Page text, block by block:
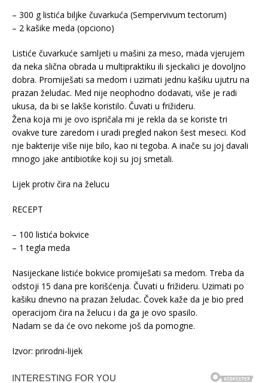
– 300 g listića biljke čuvarkuća (Sempervivum tectorum)
– 2 kašike meda (opciono)
Listiće čuvarkuće samljeti u mašini za meso, mada vjerujem
da neka slična obrada u multipraktiku ili sjeckalici je dovoljno
dobra. Promiješati sa medom i uzimati jednu kašiku ujutru na
prazan želudac. Med nije neophodno dodavati, više je radi
ukusa, da bi se lakše koristilo. Čuvati u frižideru.
Žena koja mi je ovo ispričala mi je rekla da se koriste tri
ovakve ture zaredom i uradi pregled nakon šest meseci. Kod
nje bakterije više nije bilo, kao ni tegoba. A inače su joj davali
mnogo jake antibiotike koji su joj smetali.
Lijek protiv čira na želucu
RECEPT
– 100 listića bokvice
– 1 tegla meda
Nasijeckane listiće bokvice promiješati sa medom. Treba da
odstoji 15 dana pre korišćenja. Čuvati u frižideru. Uzimati po
kašiku dnevno na prazan želudac. Čovek kaže da je bio pred
operacijom čira na želucu i da ga je ovo spasilo.
Nadam se da će ovo nekome još da pomogne.
Izvor: prirodni-lijek